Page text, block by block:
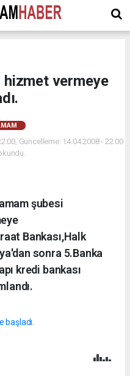
hizmet vermeye
Güncelleme: 14.04.2008 - 22:00
şubesi
Bankası,Halk
sonra 5.Banka
kredi bankası